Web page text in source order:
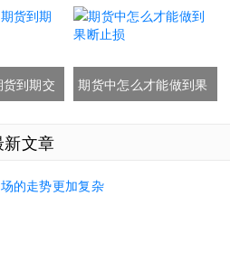
思
到期交
期货中怎么才能做到果
文章